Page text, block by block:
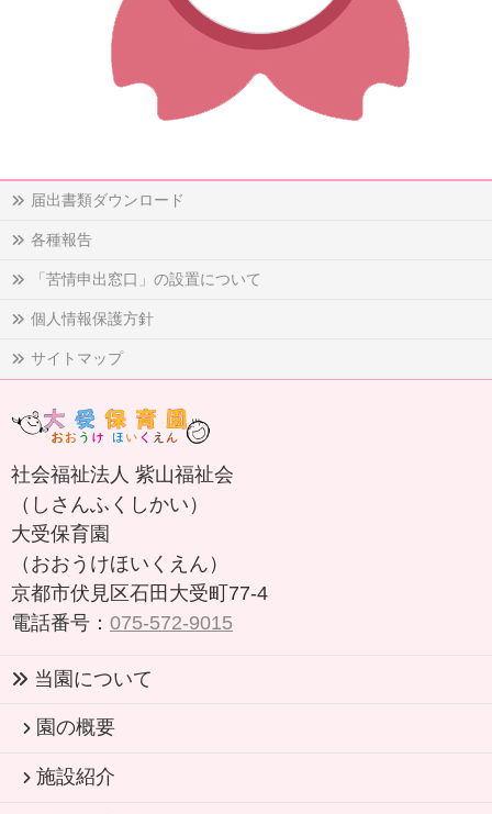
届出書類ダウンロード
各種報告
「苦情申出窓口」の設置について
個人情報保護方針
サイトマップ
社会福祉法人 紫山福祉会
（しさんふくしかい）
大受保育園
（おおうけほいくえん）
京都市伏見区石田大受町77-4
電話番号： 075-572-9015
当園について
園の概要
施設紹介